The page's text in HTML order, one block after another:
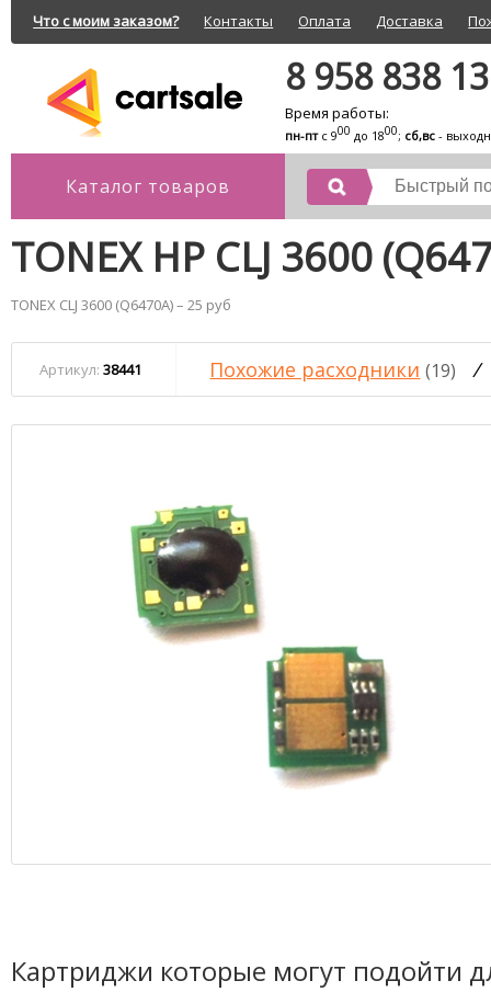
Что с моим заказом? Контакты Оплата Доставка
8 958 838
Время работы:
пн-птс 900 до 1800; сб,вс -
Каталог товаров
TONEX HP CLJ 3600
TONEX CLJ 3600 (Q6470A) – 25 руб
Артикул: 38441 Похожие расходники (19) /
Картриджи которые могут подойти